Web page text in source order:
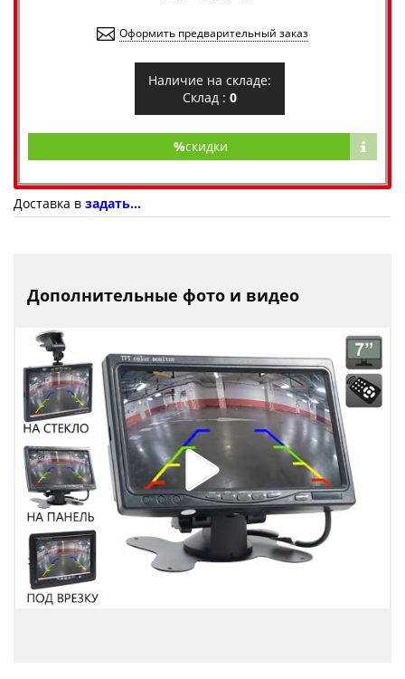
Оформить предварительный заказ
Наличие на складе:
Склад : 0
%скидки
Доставка в задать...
Дополнительные фото и видео